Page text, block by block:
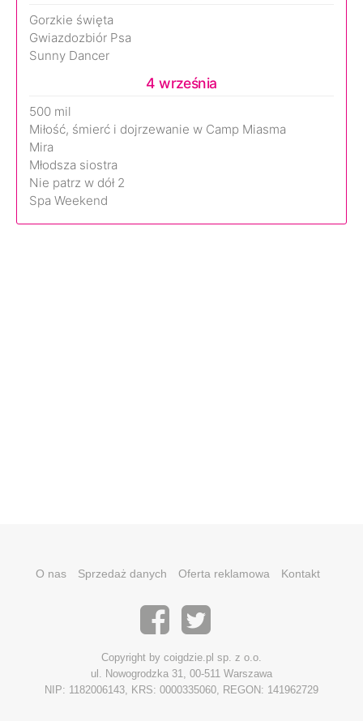
Gorzkie święta
Gwiazdozbiór Psa
Sunny Dancer
4 września
500 mil
Miłość, śmierć i dojrzewanie w Camp Miasma
Mira
Młodsza siostra
Nie patrz w dół 2
Spa Weekend
O nas Sprzedaż danych Oferta reklamowa Kontakt
Copyright by coigdzie.pl sp. z o.o.
ul. Nowogrodzka 31, 00-511 Warszawa
NIP: 1182006143, KRS: 0000335060, REGON: 141962729